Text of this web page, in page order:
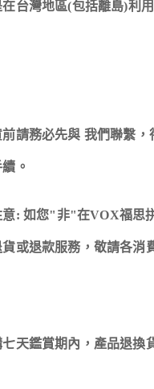
在台灣地區(包括離島)利
前請務必先與 我們聯繫
。
意: 如您"非"在VOX福思
或退款服務，敬請各消
七天鑑賞期內，產品退換